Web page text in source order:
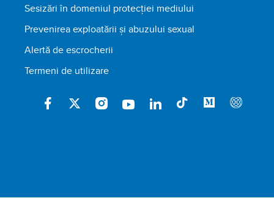
Sesizări în domeniul protecției mediului
Prevenirea exploatării și abuzului sexual
Alertă de escrocherii
Termeni de utilizare